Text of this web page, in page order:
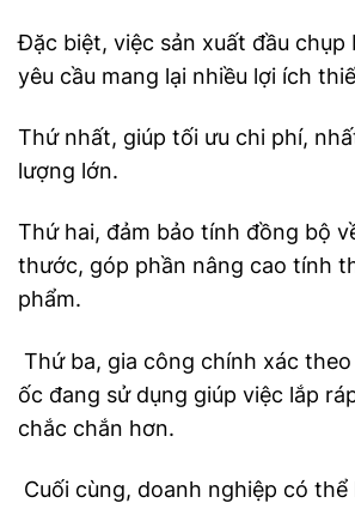
Đặc biệt, việc sản xuất đầu chụp
yêu cầu mang lại nhiều lợi ích
Thứ nhất, giúp tối ưu chi phí,
lượng lớn.
Thứ hai, đảm bảo tính đồng bộ
thước, góp phần nâng cao tính
phẩm.
Thứ ba, gia công chính xác
ốc đang sử dụng giúp việc lắp
chắc chắn hơn.
Cuối cùng, doanh nghiệp có